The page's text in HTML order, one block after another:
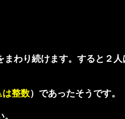
まわり続けます。すると２
整数）であったそうです。